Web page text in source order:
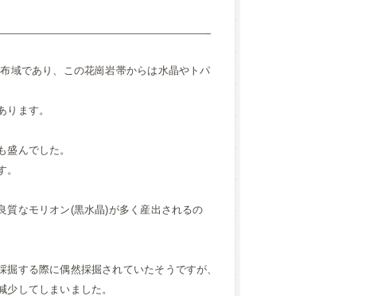
域であり、この花崗岩帯からは水晶やトパ
ます。
んでした。
質なモリオン(黒水晶)が多く産出されるの
する際に偶然採掘されていたそうですが、
してしまいました。